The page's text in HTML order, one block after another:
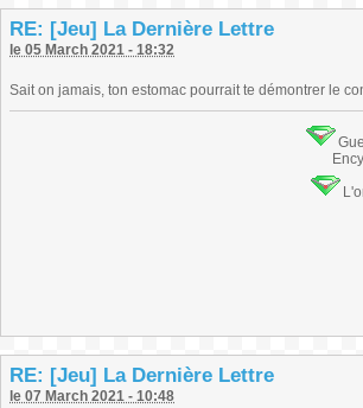
RE: [Jeu] La Dernière Lettre
le 05 March 2021 - 18:32
Sait on jamais, ton estomac pourrait te démontrer le
RE: [Jeu] La Dernière Lettre
le 07 March 2021 - 10:48